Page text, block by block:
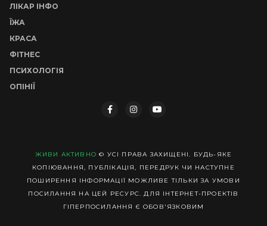
ЛІКАР ІНФО
ЇЖА
КРАСА
ФІТНЕС
ПСИХОЛОГІЯ
ОПІНІЇ
ЖИВИ АКТИВНО © УСІ ПРАВА ЗАХИЩЕНІ. БУДЬ-ЯКЕ
КОПІЮВАННЯ, ПУБЛІКАЦІЯ, ПЕРЕДРУК ЧИ НАСТУПНЕ
ПОШИРЕННЯ ІНФОРМАЦІЇ МОЖЛИВЕ ТІЛЬКИ ЗА УМОВИ
ПОСИЛАННЯ НА ЦЕЙ РЕСУРС. ДЛЯ ІНТЕРНЕТ-ПРОЕКТІВ
ГІПЕРПОСИЛАННЯ Є ОБОВ'ЯЗКОВИМ